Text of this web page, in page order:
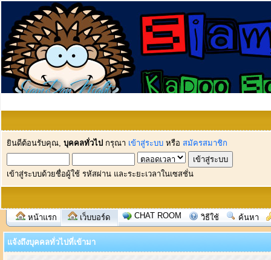
ยินดีต้อนรับคุณ, บุคคลทั่วไป กรุณา เข้าสู่ระบบ หรือ สมัครสมาชิก
เข้าสู่ระบบด้วยชื่อผู้ใช้ รหัสผ่าน และระยะเวลาในเซสชั่น
หน้าแรก เว็บบอร์ด CHAT ROOM วิธีใช้ ค้นหา
แจ้งถึงบุคคลทั่วไปที่เข้ามา